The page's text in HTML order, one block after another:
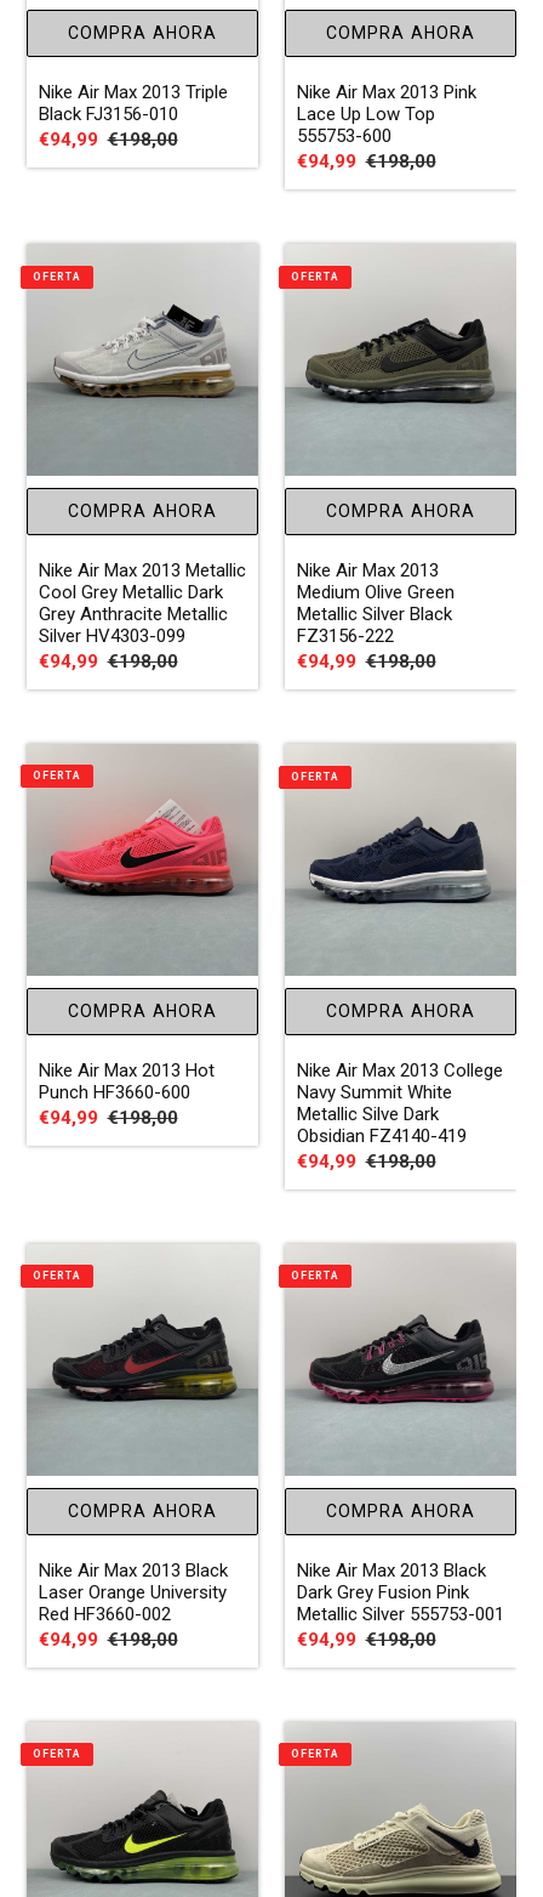
COMPRA AHORA
Nike Air Max 2013 Triple
Black FJ3156-010
Precio
de
€94,99 Precio
habitual
€198,00
COMPRA AHORA
Nike Air Max 2013 Pink
Lace Up Low Top
555753-600
Precio
de
€94,99 Precio
habitual
€198,00
COMPRA AHORA
Nike Air Max 2013 Metallic
Cool Grey Metallic Dark
Grey Anthracite Metallic
Silver HV4303-099
Precio
de
€94,99 Precio
habitual
€198,00
OFERTA
COMPRA AHORA
Nike Air Max 2013
Medium Olive Green
Metallic Silver Black
FZ3156-222
Precio
de
€94,99 Precio
habitual
€198,00
OFERTA
COMPRA AHORA
Nike Air Max 2013 Hot
Punch HF3660-600
Precio
de
€94,99 Precio
habitual
€198,00
OFERTA
COMPRA AHORA
Nike Air Max 2013 College
Navy Summit White
Metallic Silve Dark
Obsidian FZ4140-419
Precio
de
€94,99 Precio
habitual
€198,00
OFERTA
COMPRA AHORA
Nike Air Max 2013 Black
Laser Orange University
Red HF3660-002
Precio
de
€94,99 Precio
habitual
€198,00
OFERTA
COMPRA AHORA
Nike Air Max 2013 Black
Dark Grey Fusion Pink
Metallic Silver 555753-001
Precio
de
€94,99 Precio
habitual
€198,00
OFERTA
OFERTA OFERTA